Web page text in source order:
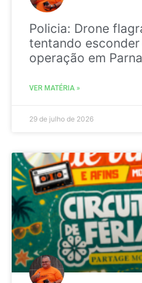
Policia: Drone
tentando
operação em
VER MATÉRIA »
29 de julho de 2026